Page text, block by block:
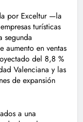
por Exceltur —la
turísticas
segunda
aumento en ventas
del 8,8 %
Valenciana y las
de expansión
a una